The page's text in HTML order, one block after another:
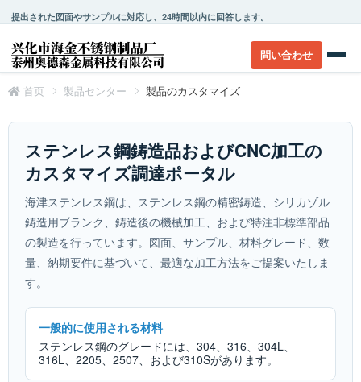
提出された図面やサンプルに対応し、24時間以内に回答します。
問い合わせ
首页 製品センター 製品のカスタマイズ
ステンレス鋼鋳造品およびCNC加工の
カスタマイズ調達ポータル
海津ステンレス鋼は、ステンレス鋼の精密鋳造、シリカゾル
鋳造用ブランク、鋳造後の機械加工、および特注非標準部品
の製造を行っています。図面、サンプル、材料グレード、数
量、納期要件に基づいて、最適な加工方法をご提案いたしま
す。
一般的に使用される材料
ステンレス鋼のグレードには、304、316、304L、
316L、2205、2507、および310Sがあります。